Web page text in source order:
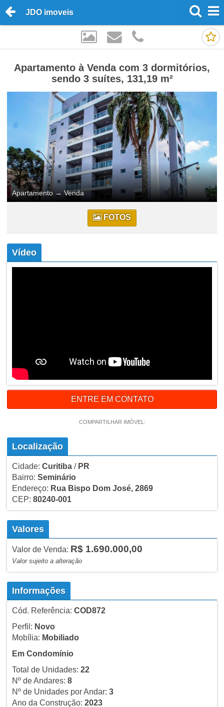
JDO imoveis
Apartamento à Venda com 3 dormitórios,
sendo 3 suítes, 131,19 m²
Apartamento→Venda
FOTOS
Vídeo
ENTRE EM CONTATO
COMPARTILHAR IMÓVEL:
Localização
Cidade: Curitiba/ PR
Bairro: Seminário
Endereço: Rua Bispo Dom José, 2869
CEP: 80240-001
Valores
Valor de Venda: R$ 1.690.000,00
Valor sujeito a alteração
Informações
Cód. Referência: COD872
Perfil: Novo
Mobília: Mobiliado
Em Condomínio
Total de Unidades: 22
Nº de Andares: 8
Nº de Unidades por Andar: 3
Ano da Construção: 2023